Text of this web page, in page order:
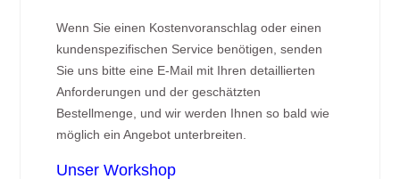
Wenn Sie einen Kostenvoranschlag oder einen
kundenspezifischen Service benötigen, senden
Sie uns bitte eine E-Mail mit Ihren detaillierten
Anforderungen und der geschätzten
Bestellmenge, und wir werden Ihnen so bald wie
möglich ein Angebot unterbreiten.
Unser Workshop